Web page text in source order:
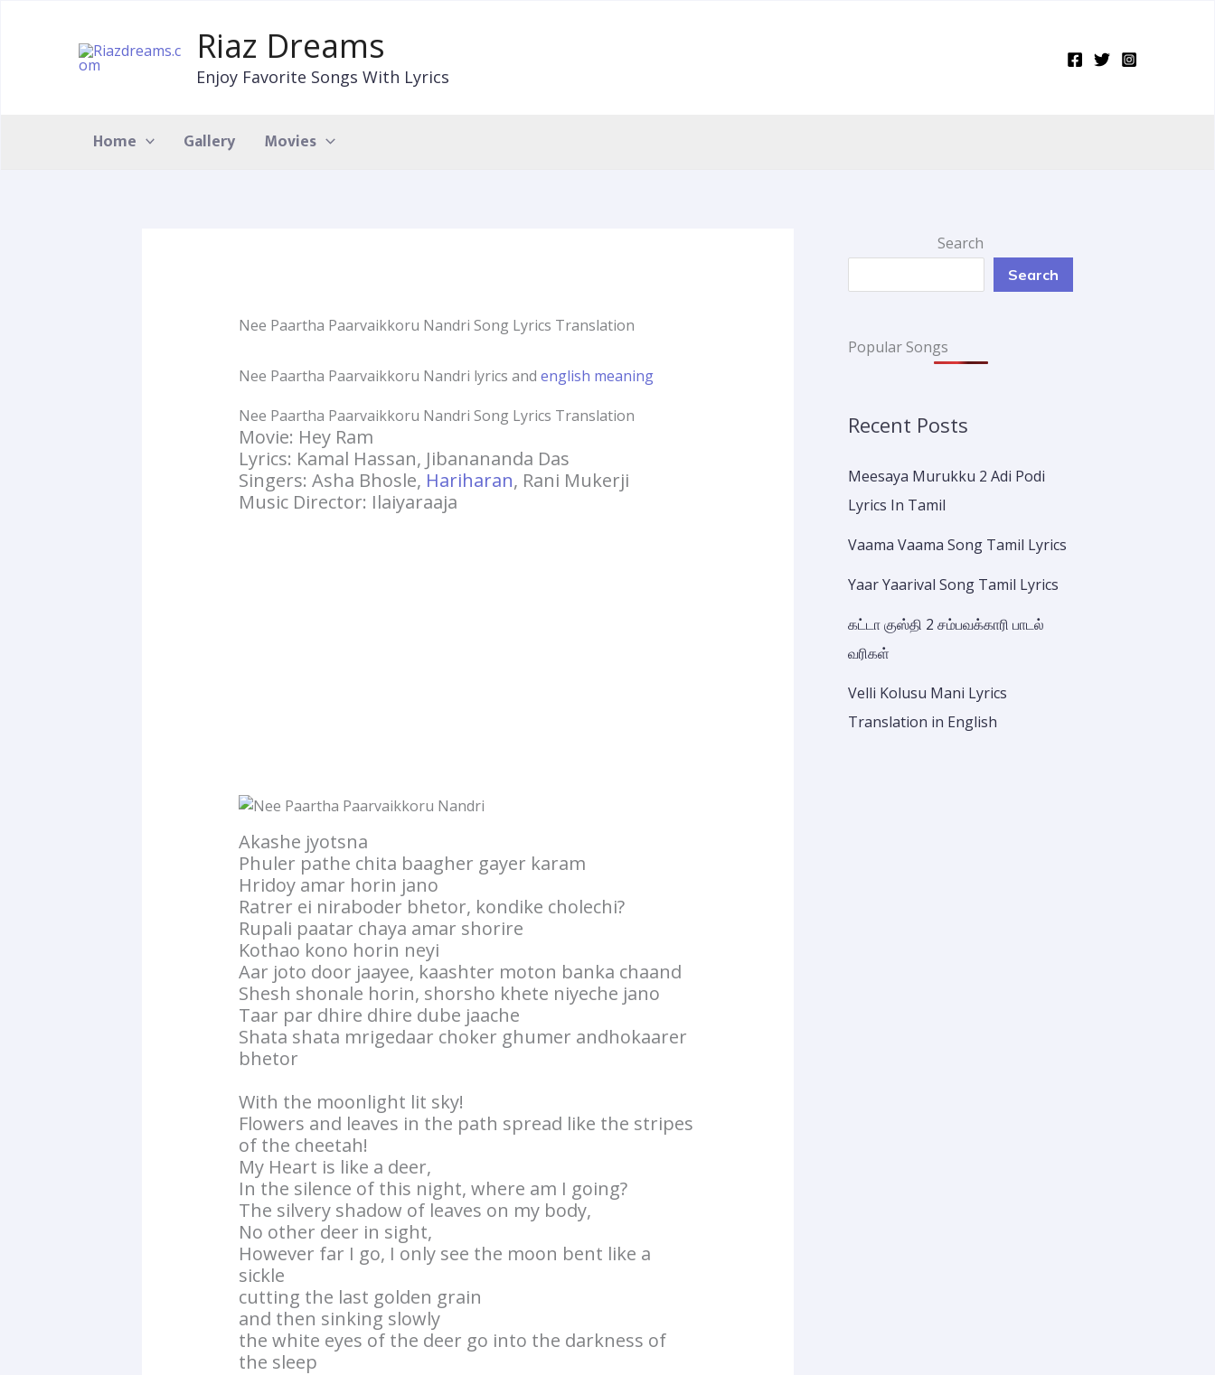
Riaz Dreams
Enjoy Favorite Songs With Lyrics
Home Gallery Movies
Nee Paartha Paarvaikkoru Nandri Song Lyrics Translation
Nee Paartha Paarvaikkoru Nandri lyrics and english meaning
Nee Paartha Paarvaikkoru Nandri Song Lyrics Translation
Movie: Hey Ram
Lyrics: Kamal Hassan, Jibanananda Das
Singers: Asha Bhosle, Hariharan, Rani Mukerji
Music Director: Ilaiyaraaja
Akashe jyotsna
Phuler pathe chita baagher gayer karam
Hridoy amar horin jano
Ratrer ei niraboder bhetor, kondike cholechi?
Rupali paatar chaya amar shorire
Kothao kono horin neyi
Aar joto door jaayee, kaashter moton banka chaand
Shesh shonale horin, shorsho khete niyeche jano
Taar par dhire dhire dube jaache
Shata shata mrigedaar choker ghumer andhokaarer
bhetor
With the moonlight lit sky!
Flowers and leaves in the path spread like the stripes
of the cheetah!
My Heart is like a deer,
In the silence of this night, where am I going?
The silvery shadow of leaves on my body,
No other deer in sight,
However far I go, I only see the moon bent like a
sickle
cutting the last golden grain
and then sinking slowly
the white eyes of the deer go into the darkness of
the sleep
Search
Search
Popular Songs
Recent Posts
Meesaya Murukku 2 Adi Podi
Lyrics In Tamil
Vaama Vaama Song Tamil Lyrics
Yaar Yaarival Song Tamil Lyrics
கட்டா குஸ்தி 2 சம்பவக்காரி பாடல்
வரிகள்
Velli Kolusu Mani Lyrics
Translation in English